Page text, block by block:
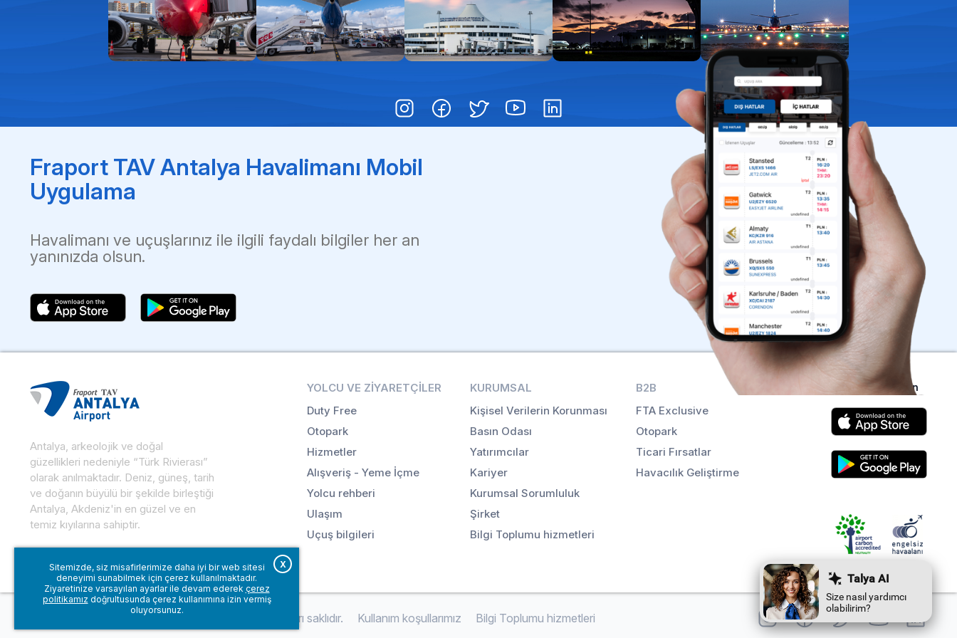
Çocuklarla yolculuk
Çıkış kapıları
Sitemizde, siz misafirlerimize daha iyi bir web sitesi
deneyimi sunabilmek için çerez kullanılmaktadır.
Ziyaretinize varsayılan ayarlar ile devam ederek çerez
politikamız doğrultusunda çerez kullanımına izin vermiş
oluyorsunuz.
X
Fraport TAV Antalya Havalimanı Mobil
Uygulama
Havalimanı ve uçuşlarınız ile ilgili faydalı bilgiler her an
yanınızda olsun.
Antalya, arkeolojik ve doğal
güzellikleri nedeniyle “Türk Rivierası”
olarak anılmaktadır. Deniz, güneş, tarih
ve doğanın büyülü bir şekilde birleştiği
Antalya, Akdeniz'in en güzel ve en
temiz kıyılarına sahiptir.
YOLCU VE ZIYARETÇILER
Duty Free
Otopark
Hizmetler
Alışveriş - Yeme İçme
Yolcu rehberi
Ulaşım
Uçuş bilgileri
KURUMSAL
Kişisel Verilerin Korunması
Basın Odası
Yatırımcılar
Kariyer
Kurumsal Sorumluluk
Şirket
Bilgi Toplumu hizmetleri
B2B
FTA Exclusive
Otopark
Ticari Fırsatlar
Havacılık Geliştirme
Uygulamaları alın
© Fraport TAV Antalya Havalimanı, 2018. Tüm hakları saklıdır. Kullanım koşullarımız Bilgi Toplumu hizmetleri